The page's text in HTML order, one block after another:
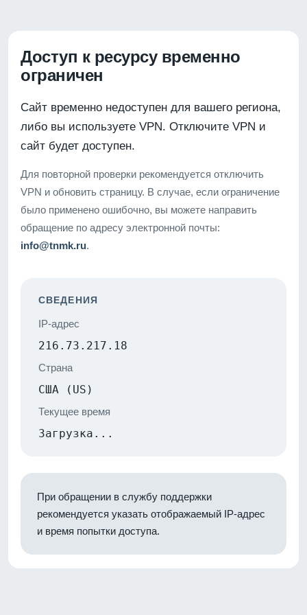
Доступ к ресурсу временно
ограничен
Сайт временно недоступен для вашего региона,
либо вы используете VPN. Отключите VPN и
сайт будет доступен.
Для повторной проверки рекомендуется отключить
VPN и обновить страницу. В случае, если ограничение
было применено ошибочно, вы можете направить
обращение по адресу электронной почты:
info@tnmk.ru.
СВЕДЕНИЯ
IP-адрес
216.73.217.18
Страна
США (US)
Текущее время
Загрузка...
При обращении в службу поддержки
рекомендуется указать отображаемый IP-адрес
и время попытки доступа.